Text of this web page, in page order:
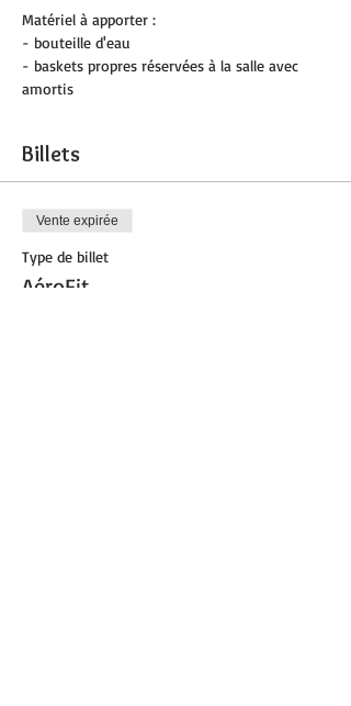
Matériel à apporter :
- bouteille d'eau
- baskets propres réservées à la salle avec
amortis
Billets
Vente expirée
Type de billet
AéroFit